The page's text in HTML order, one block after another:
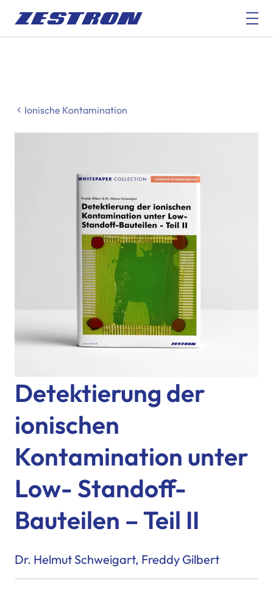
Ionische Kontamination
Detektierung der
ionischen
Kontamination unter
Low- Standoff-
Bauteilen – Teil II
Dr. Helmut Schweigart, Freddy Gilbert